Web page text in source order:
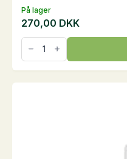
På lager
270,00 DKK
Zem
Lotion,
0,5
liter